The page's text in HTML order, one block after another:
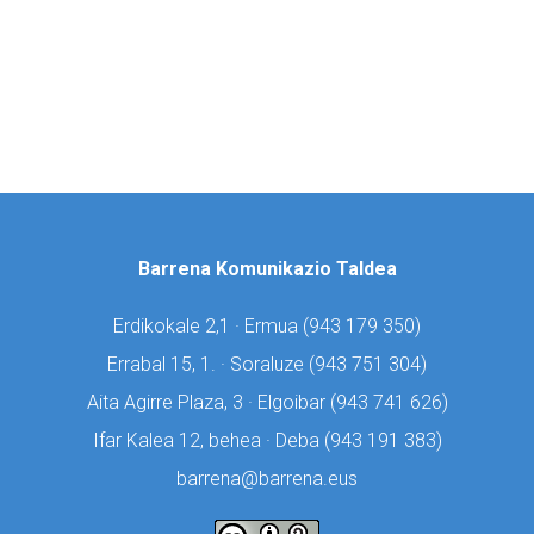
Barrena Komunikazio Taldea
Erdikokale 2,1 · Ermua (943 179 350)
Errabal 15, 1. · Soraluze (943 751 304)
Aita Agirre Plaza, 3 · Elgoibar (943 741 626)
Ifar Kalea 12, behea · Deba (943 191 383)
barrena@barrena.eus